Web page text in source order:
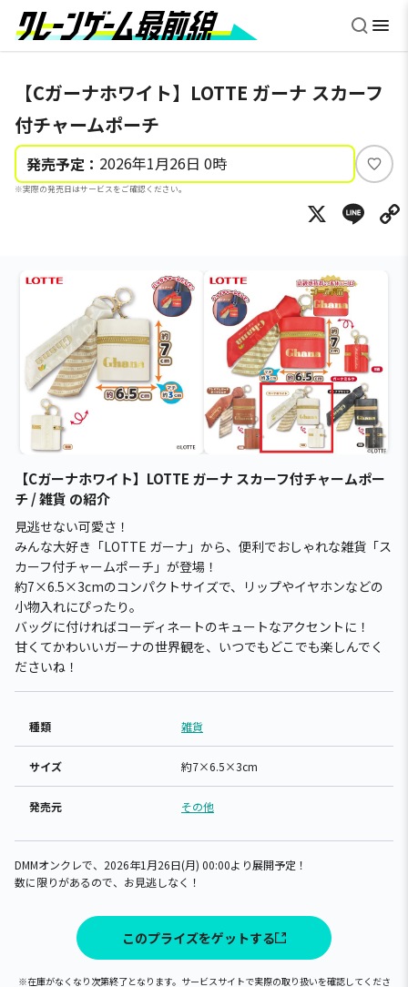
【Cガーナホワイト】LOTTE ガーナ スカーフ
付チャームポーチ
発売予定： 2026年1月26日 0時
※実際の発売日はサービスをご確認ください。
い
ね
X
【Cガーナホワイト】LOTTE ガーナ スカーフ付チャームポー
チ / 雑貨 の紹介
見逃せない可愛さ！
みんな大好き「LOTTE ガーナ」から、便利でおしゃれな雑貨「ス
カーフ付チャームポーチ」が登場！
約7×6.5×3cmのコンパクトサイズで、リップやイヤホンなどの
小物入れにぴったり。
バッグに付ければコーディネートのキュートなアクセントに！
甘くてかわいいガーナの世界観を、いつでもどこでも楽しんでく
ださいね！
種類 雑貨
サイズ 約7×6.5×3cm
発売元 その他
DMMオンクレで、2026年1月26日(月) 00:00より展開予定！
数に限りがあるので、お見逃しなく！
このプライズをゲットする
※在庫がなくなり次第終了となります。サービスサイトで実際の取り扱いを確認してくださ